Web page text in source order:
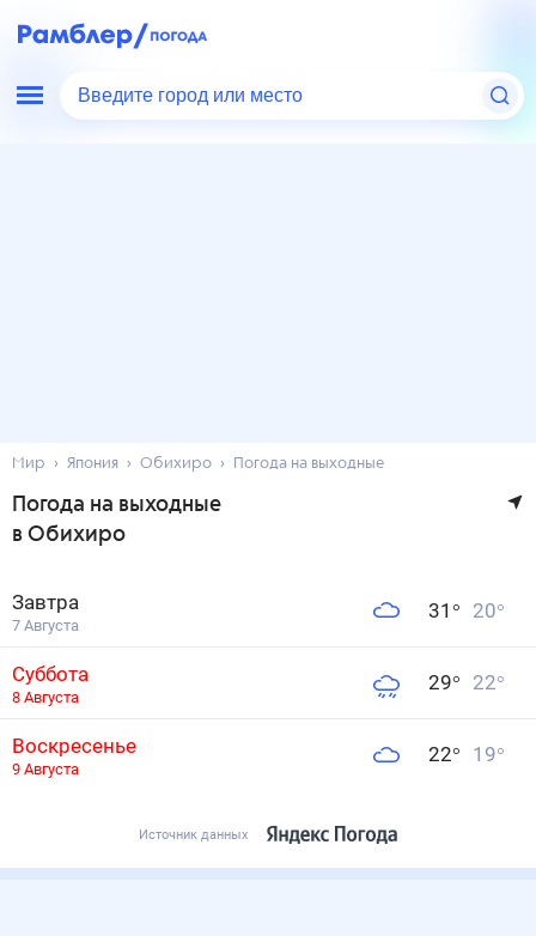
Введите город или место
Мир Япония Обихиро Погода на выходные
Погода на выходные
в Обихиро
Завтра
7 Августа
31 ° 20°
Суббота
8 Августа
29° 22°
Воскресенье
9 Августа
22° 19°
Источник данных